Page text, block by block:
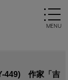
449) 作家「吉